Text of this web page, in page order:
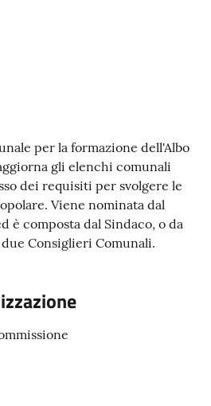
per la formazione dell'Albo
gli elenchi comunali
dei requisiti per svolgere le
Viene nominata dal
è composta dal Sindaco, o da
Consiglieri Comunali.